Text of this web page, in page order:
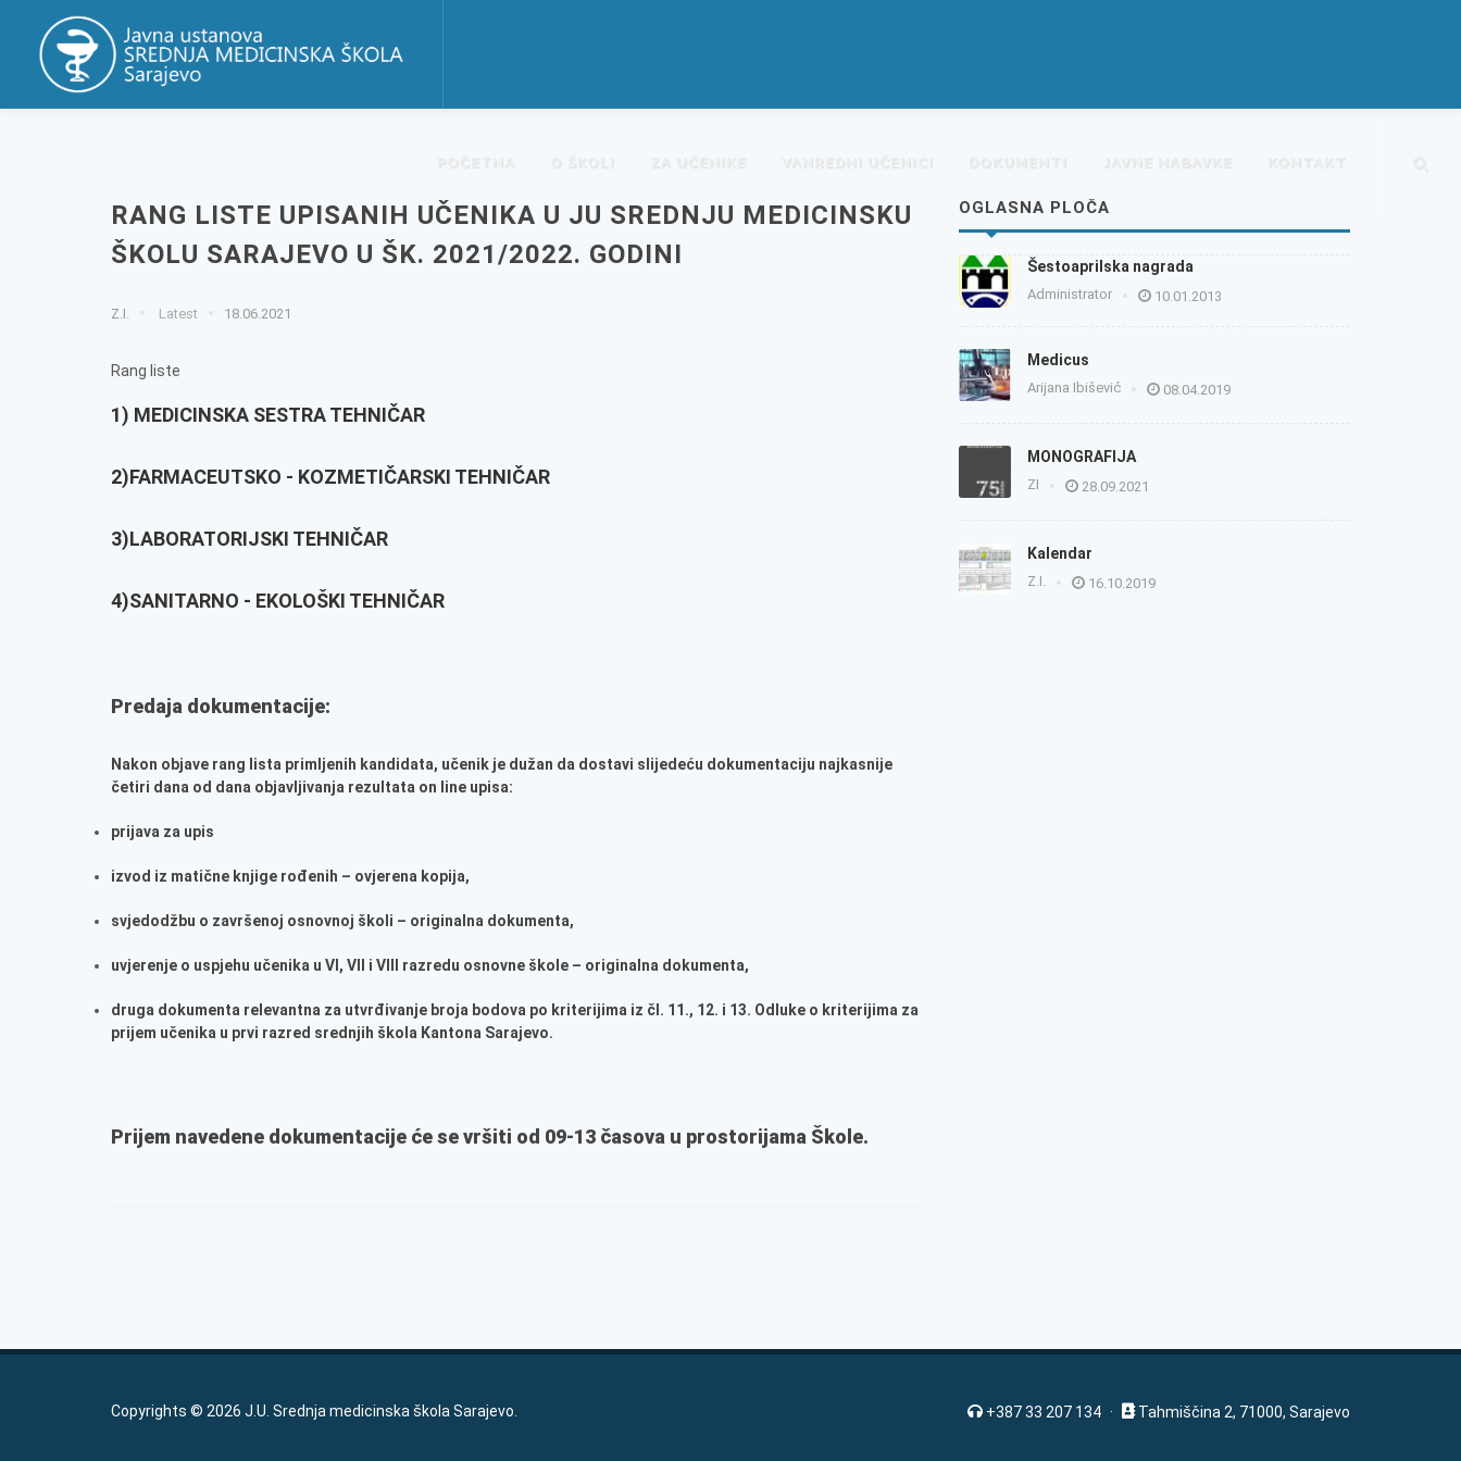
POČETNA O ŠKOLI ZA UČENIKE VANREDNI UČENICI DOKUMENTI JAVNE NABAVKE KONTAKT
RANG LISTE UPISANIH UČENIKA U JU SREDNJU MEDICINSKU
ŠKOLU SARAJEVO U ŠK. 2021/2022. GODINI
Z.I. Latest 18.06.2021
Rang liste
1) MEDICINSKA SESTRA TEHNIČAR
2)FARMACEUTSKO - KOZMETIČARSKI TEHNIČAR
3)LABORATORIJSKI TEHNIČAR
4)SANITARNO - EKOLOŠKI TEHNIČAR
Predaja dokumentacije:
Nakon objave rang lista primljenih kandidata, učenik je dužan da dostavi slijedeću dokumentaciju najkasnije
četiri dana od dana objavljivanja rezultata on line upisa:
prijava za upis
izvod iz matične knjige rođenih – ovjerena kopija,
svjedodžbu o završenoj osnovnoj školi – originalna dokumenta,
uvjerenje o uspjehu učenika u VI, VII i VIII razredu osnovne škole – originalna dokumenta,
druga dokumenta relevantna za utvrđivanje broja bodova po kriterijima iz čl. 11., 12. i 13. Odluke o kriterijima za
prijem učenika u prvi razred srednjih škola Kantona Sarajevo.
Prijem navedene dokumentacije će se vršiti od 09-13 časova u prostorijama Škole.
OGLASNA PLOČA
Šestoaprilska nagrada
Administrator 10.01.2013
Medicus
Arijana Ibišević 08.04.2019
MONOGRAFIJA
ZI 28.09.2021
Kalendar
Z.I. 16.10.2019
Copyrights © 2026 J.U. Srednja medicinska škola Sarajevo. +387 33 207 134 · Tahmiščina 2, 71000, Sarajevo